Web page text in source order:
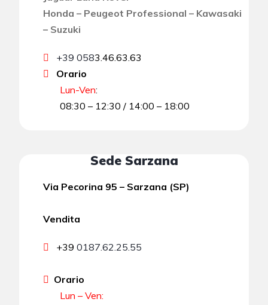
Honda – Peugeot Professional – Kawasaki
– Suzuki
+39 0583.46.63.63
Orario
Lun-Ven:
08:30 – 12:30 / 14:00 – 18:00
Sede Sarzana
Via Pecorina 95 – Sarzana (SP)
Vendita
+390187.62.25.55
Orario
Lun – Ven: